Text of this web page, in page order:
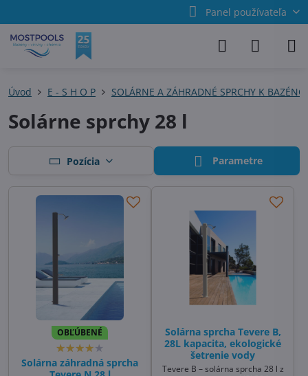
Panel používateľa
Úvod E - S H O P SOLÁRNE A ZÁHRADNÉ SPRCHY K
Solárne sprchy 28 l
Pozícia Parametre
OBĽÚBENÉ
Solárna záhradná sprcha
Solárna sprcha Tevere B,
28L kapacita, ekologické
šetrenie vody
Tevere B – solárna sprcha 28 l z